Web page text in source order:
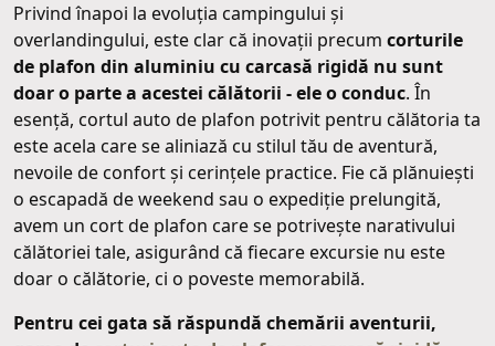
Privind înapoi la evoluția campingului și
overlandingului, este clar că inovații precum corturile
de plafon din aluminiu cu carcasă rigidă nu sunt
doar o parte a acestei călătorii - ele o conduc. În
esență, cortul auto de plafon potrivit pentru călătoria ta
este acela care se aliniază cu stilul tău de aventură,
nevoile de confort și cerințele practice. Fie că plănuiești
o escapadă de weekend sau o expediție prelungită,
avem un cort de plafon care se potrivește narativului
călătoriei tale, asigurând că fiecare excursie nu este
doar o călătorie, ci o poveste memorabilă.
Pentru cei gata să răspundă chemării aventurii,